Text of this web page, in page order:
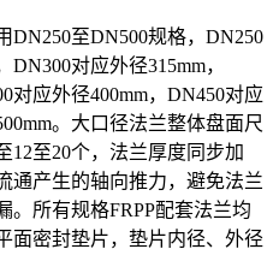
DN250至DN500规格，DN250
DN300对应外径315mm，
对应外径400mm，DN450对应
。大口径法兰整体盘面尺
12至20个，法兰厚度同步加
通产生的轴向推力，避免法兰
。所有规格FRPP配套法兰均
面密封垫片，垫片内径、外径